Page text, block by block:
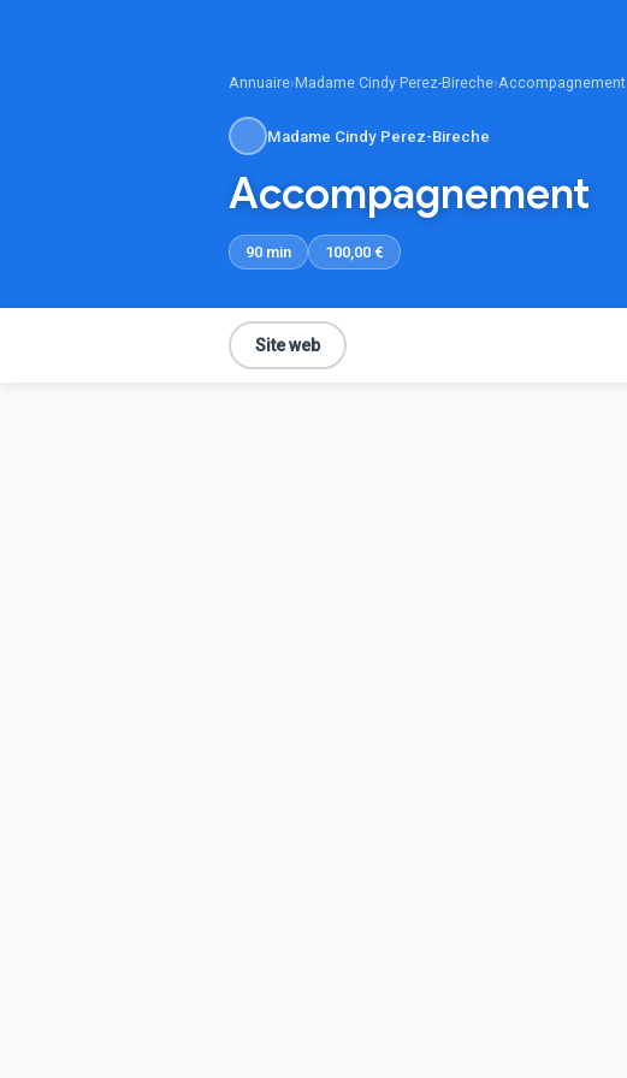
Annuaire›Madame Cindy Perez-Bireche›Accompagnement
Madame Cindy Perez-Bireche
Accompagnement
90 min 100,00 €
Site web